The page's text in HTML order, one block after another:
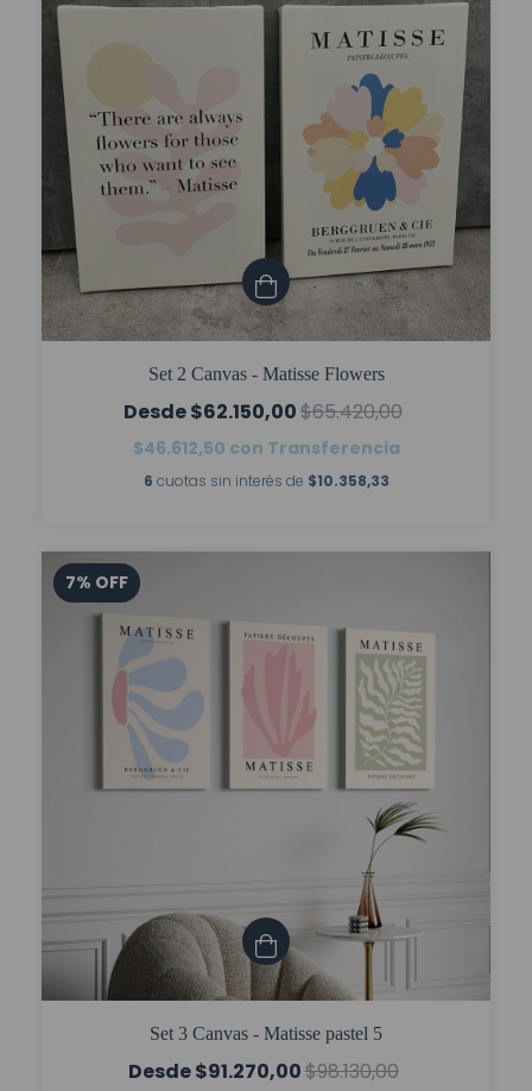
Set 2 Canvas - Matisse Flowers
$62.150,00$65.420,00
$46.612,50 con Transferencia
6 cuotas sin interés de $10.358,33
7% OFF
Set 3 Canvas - Matisse pastel 5
$91.270,00$98.130,00